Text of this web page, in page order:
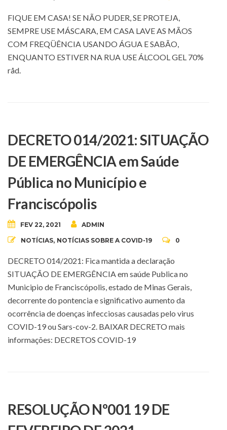
FIQUE EM CASA! SE NÃO PUDER, SE PROTEJA,
SEMPRE USE MÁSCARA, EM CASA LAVE AS MÃOS
COM FREQÜÊNCIA USANDO ÁGUA E SABÃO,
ENQUANTO ESTIVER NA RUA USE ÁLCOOL GEL 70%
råd.
DECRETO 014/2021: SITUAÇÃO
DE EMERGÊNCIA em Saúde
Pública no Município e
Franciscópolis
FEV 22, 2021 ADMIN
NOTÍCIAS, NOTÍCIAS SOBRE A COVID-19 0
DECRETO 014/2021: Fica mantida a declaração
SITUAÇÃO DE EMERGÊNCIA em saúde Publica no
Municipio de Franciscópolis, estado de Minas Gerais,
decorrente do pontencia e significativo aumento da
ocorrência de doenças infecciosas causadas pelo virus
COVID-19 ou Sars-cov-2. BAIXAR DECRETO mais
informações: DECRETOS COVID-19
RESOLUÇÃO Nº001 19 DE